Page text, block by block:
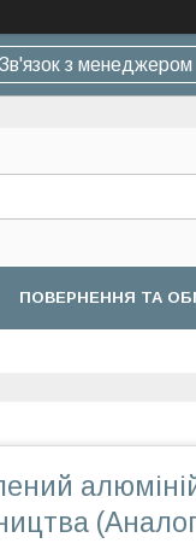
Зв'язок з менеджером
ПОВЕРНЕННЯ ТА